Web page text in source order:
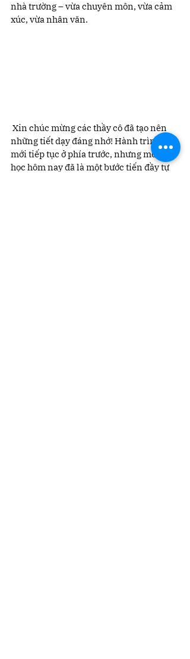
nhà trường – vừa chuyên môn, vừa cảm
xúc, vừa nhân văn.
Xin chúc mừng các thầy cô đã tạo nên
những tiết dạy đáng nhớ! Hành trình đổi
mới tiếp tục ở phía trước, nhưng mỗi giờ
học hôm nay đã là một bước tiến đầy tự